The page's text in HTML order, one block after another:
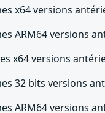
x64 versions
ARM64 versions
x64 versions
32 bits versions
ARM64 versions